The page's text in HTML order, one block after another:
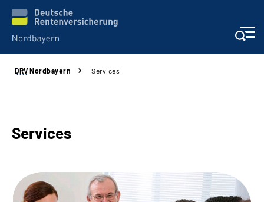
Online-Services
Reha-Kliniken
DRV Nordbayern Services
Services